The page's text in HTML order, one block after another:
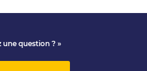
une question ? »